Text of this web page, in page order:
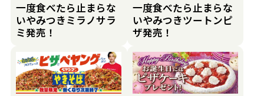
一度食べたら止まらな
いやみつきミラノサラ
ミ発売！
一度食べたら止まらな
いやみつきツートンピ
ザ発売！